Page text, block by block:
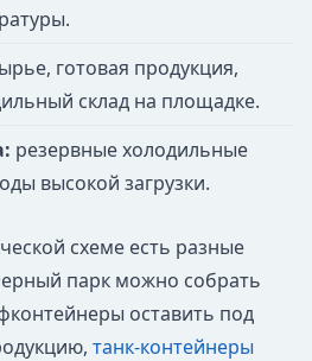
готовая продукция,
склад на площадке.
резервные холодильные
высокой загрузки.
схеме есть разные
парк можно собрать
оставить под
танк-контейнеры